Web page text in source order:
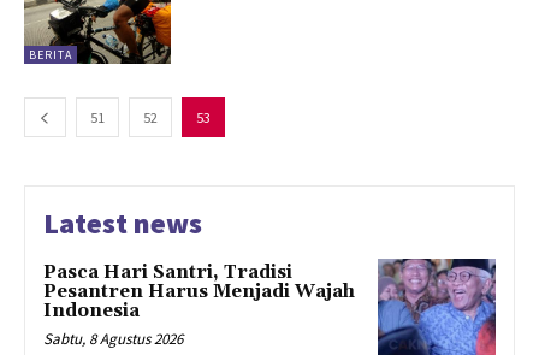
BERITA
51 52 53
Latest news
Pasca Hari Santri, Tradisi
Pesantren Harus Menjadi Wajah
Indonesia
Sabtu, 8 Agustus 2026